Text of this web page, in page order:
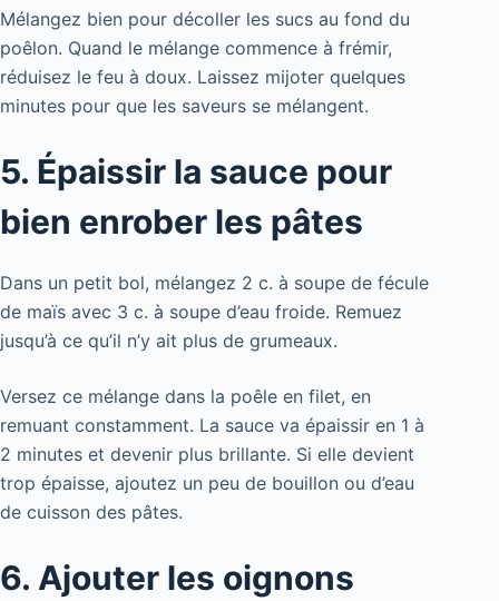
Mélangez bien pour décoller les sucs au fond du
poêlon. Quand le mélange commence à frémir,
réduisez le feu à doux. Laissez mijoter quelques
minutes pour que les saveurs se mélangent.
5. Épaissir la sauce pour
bien enrober les pâtes
Dans un petit bol, mélangez 2 c. à soupe de fécule
de maïs avec 3 c. à soupe d’eau froide. Remuez
jusqu’à ce qu’il n’y ait plus de grumeaux.
Versez ce mélange dans la poêle en filet, en
remuant constamment. La sauce va épaissir en 1 à
2 minutes et devenir plus brillante. Si elle devient
trop épaisse, ajoutez un peu de bouillon ou d’eau
de cuisson des pâtes.
6. Ajouter les oignons